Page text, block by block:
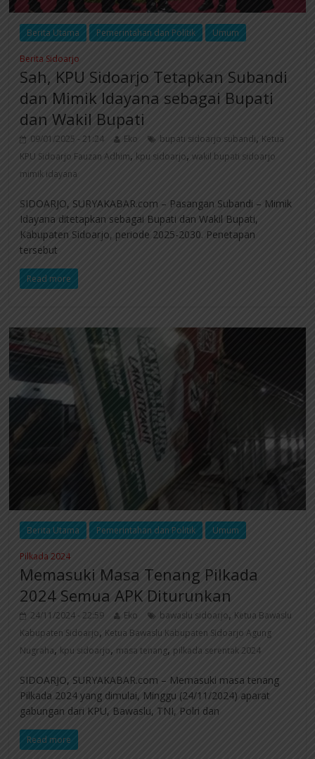
Berita Utama Pemerintahan dan Politik Umum
Berita Sidoarjo
Sah, KPU Sidoarjo Tetapkan Subandi
dan Mimik Idayana sebagai Bupati
dan Wakil Bupati
09/01/2025 - 21:24 Eko bupati sidoarjo subandi, Ketua
KPU Sidoarjo Fauzan Adhim, kpu sidoarjo,wakil bupati sidoarjo
mimik idayana
SIDOARJO, SURYAKABAR.com – Pasangan Subandi – Mimik
Idayana ditetapkan sebagai Bupati dan Wakil Bupati,
Kabupaten Sidoarjo, periode 2025-2030. Penetapan
tersebut
Read more
Berita Utama Pemerintahan dan Politik Umum
Pilkada 2024
Memasuki Masa Tenang Pilkada
2024 Semua APK Diturunkan
24/11/2024 - 22:59 Eko bawaslu sidoarjo, Ketua Bawaslu
Kabupaten Sidoarjo, Ketua Bawaslu Kabupaten Sidoarjo Agung
Nugraha, kpu sidoarjo, masa tenang, pilkada serentak 2024
SIDOARJO, SURYAKABAR.com – Memasuki masa tenang
Pilkada 2024 yang dimulai, Minggu (24/11/2024) aparat
gabungan dari KPU, Bawaslu, TNI, Polri dan
Read more